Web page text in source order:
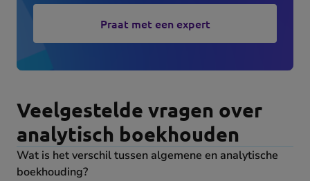
Praat met een expert
Veelgestelde vragen over
analytisch boekhouden
Wat is het verschil tussen algemene en analytische
boekhouding?